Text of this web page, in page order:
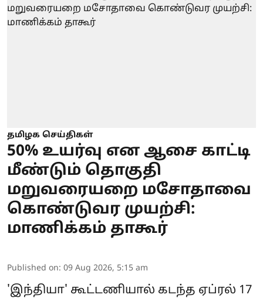
தமிழக செய்திகள்
50% உயர்வு என ஆசை காட்டி
மீண்டும் தொகுதி
மறுவரையறை மசோதாவை
கொண்டுவர முயற்சி:
மாணிக்கம் தாகூர்
Published on: 09 Aug 2026, 5:15 am
'இந்தியா' கூட்டணியால் கடந்த ஏப்ரல் 17